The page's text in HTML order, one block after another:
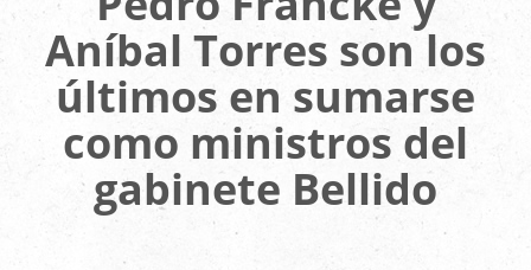
Aníbal Torres son los
últimos en sumarse
como ministros del
gabinete Bellido